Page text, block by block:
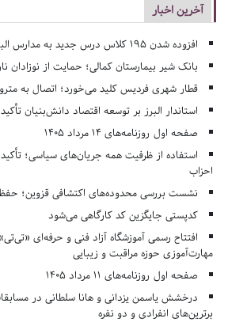
آخرین اخبار
افزوده شدن ۱۹۵ کلاس درس جدید به مدارس البرز
بانک شیر بیمارستان کمالی؛ حمایت از نوزادان
قطار شهری فردیس کلید می‌خورد؛ اتصال به
استاندار البرز بر توسعه اقتصاد دانش‌بنیان
صفحه اول روزنامه‌های 14 مرداد 1405
استفاده از ظرفیت همه جریان‌های سیاسی؛
احزاب
نشست بررسی محدوده‌های اکتشافی قزوین؛
کدپستی جایگزین کد کارگاهی می‌شود
افتتاح رسمی آموزشگاه آزاد فنی و حرفه‌ای
مهارت‌آموزی حوزه مراقبت و زیبایی
صفحه اول روزنامه‌های 11 مرداد 1405
درخشش یاسمن یزدانی و هانا سلطانی در
برترین‌های انفرادی و دو نفره